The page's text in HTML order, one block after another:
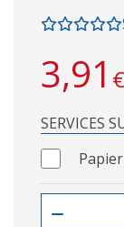
3,91 €
SERVICES